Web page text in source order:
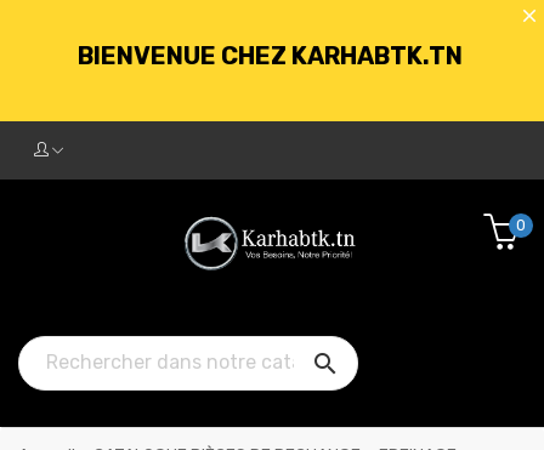
BIENVENUE CHEZ KARHABTK.TN
250DT D'ACHATS

0